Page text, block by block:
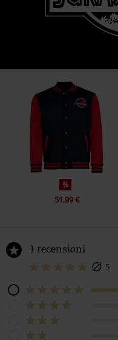
%
51,99 €
1 recensioni
5